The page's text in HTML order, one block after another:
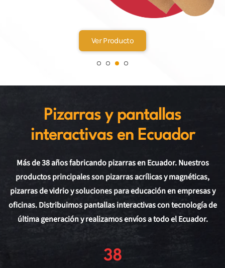
Ver Producto
Pizarras y pantallas
interactivas en Ecuador
Más de 38 años fabricando pizarras en Ecuador. Nuestros
productos principales son pizarras acrílicas y magnéticas,
pizarras de vidrio y soluciones para educación en empresas y
oficinas. Distribuimos pantallas interactivas con tecnología de
última generación y realizamos envíos a todo el Ecuador.
38